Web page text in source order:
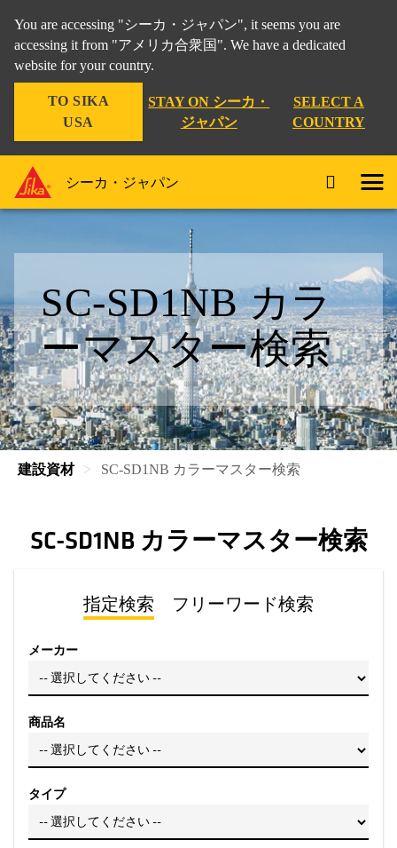
You are accessing "シーカ・ジャパン", it seems you are
accessing it from "アメリカ合衆国". We have a dedicated
website for your country.
TO SIKA
USA
STAY ON シーカ・
ジャパン
SELECT A
COUNTRY
シーカ・ジャパン
SC‐SD1NB カラ
ーマスター検索
建設資材 SC‐SD1NB カラーマスター検索